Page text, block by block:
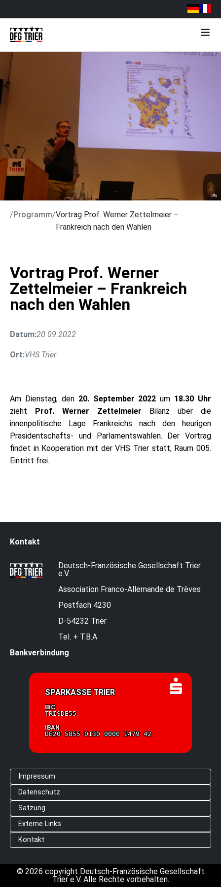
dfg
/Programm/Vortrag Prof. Werner Zettelmeier –
Frankreich nach den Wahlen
Vortrag Prof. Werner
Zettelmeier – Frankreich
nach den Wahlen
Datum:20.09.2022
Ort:VHS Trier
Am Dienstag, den20. September 2022 um 18.30 Uhr
zieht Prof. Werner Zettelmeier Bilanz über die
innenpolitische Lage Frankreichs nach den heurigen
Präsidentschafts- und Parlamentswahlen. Der Vortrag
findet in Kooperation mit der VHS Trier statt; Raum 005.
Eintritt frei.
Kontakt
Deutsch-Französische Gesellschaft Trier
e.V.
Association Franco-Allemande de Trèves
Postfach 4230
D-54232 Trier
Tel. + T.B.A
Bankverbindung
SPARKASSE TRIER
BIC
TRISDE55
IBAN
DE20 5855 0130 0000 1479 42
Impressum
Datenschutz
Satzung
Externe Links
Kontakt
© 2026 copyright Deutsch-Französische Gesellschaft
Trier e.V. Alle Rechte vorbehalten.